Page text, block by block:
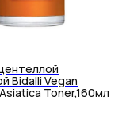
Bidalli Vegan
Toner,160мл